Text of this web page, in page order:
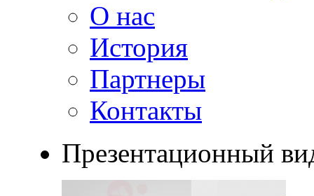
О нас
История
Партнеры
Контакты
Презентационный